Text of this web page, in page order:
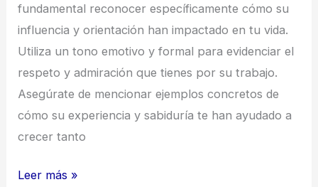
fundamental reconocer específicamente cómo su
influencia y orientación han impactado en tu vida.
Utiliza un tono emotivo y formal para evidenciar el
respeto y admiración que tienes por su trabajo.
Asegúrate de mencionar ejemplos concretos de
cómo su experiencia y sabiduría te han ayudado a
crecer tanto
Agradecimiento
Leer más »